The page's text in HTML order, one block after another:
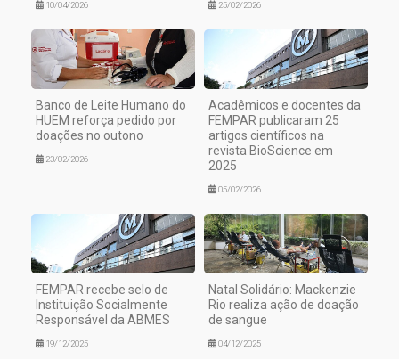
10/04/2026 25/02/2026
Banco de Leite Humano do
HUEM reforça pedido por
doações no outono
23/02/2026
Acadêmicos e docentes da
FEMPAR publicaram 25
artigos científicos na
revista BioScience em
2025
05/02/2026
FEMPAR recebe selo de
Instituição Socialmente
Responsável da ABMES
19/12/2025
Natal Solidário: Mackenzie
Rio realiza ação de doação
de sangue
04/12/2025